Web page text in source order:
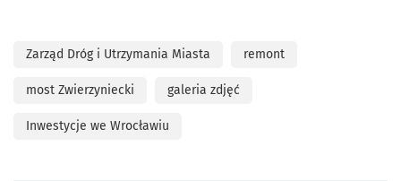
Zarząd Dróg i Utrzymania Miasta remont
most Zwierzyniecki galeria zdjęć
Inwestycje we Wrocławiu